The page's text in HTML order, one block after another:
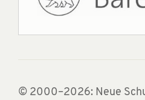
© 2000–2026: Neue